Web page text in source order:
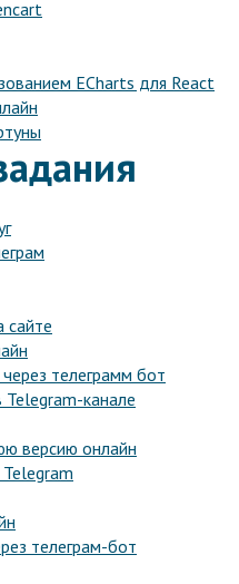
ECharts для React
сайте
телеграмм бот
Telegram-канале
версию онлайн
телеграм-бот